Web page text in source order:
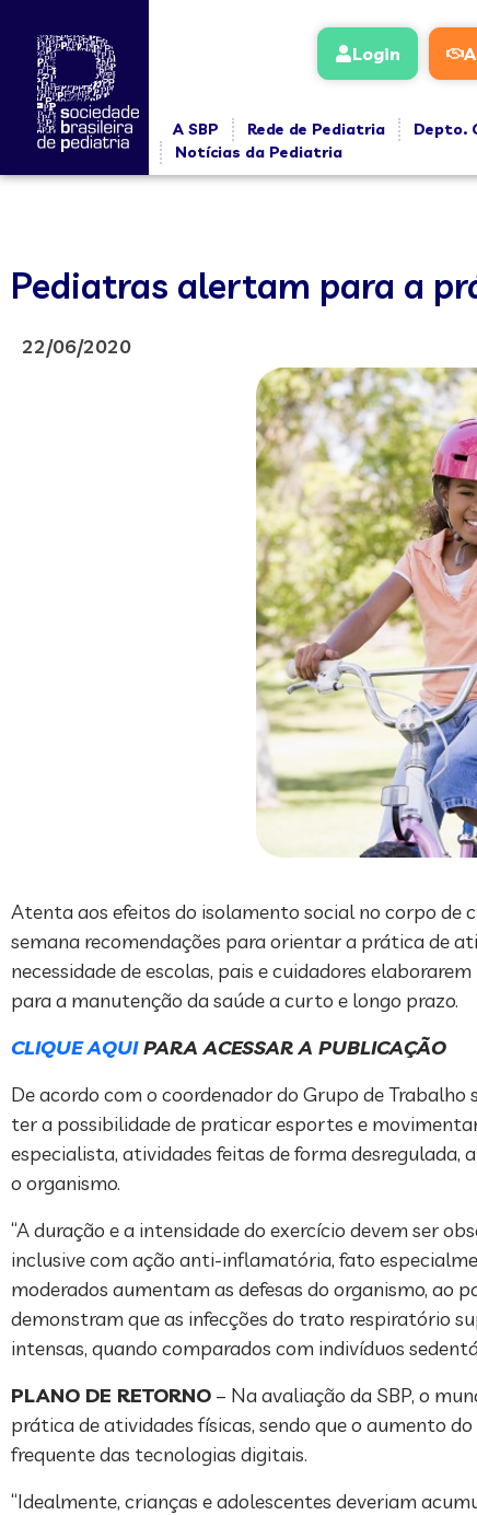
Login
A SBP Rede de Pediatria Depto.
Notícias da Pediatria
Pediatras alertam para a
22/06/2020
Atenta aos efeitos do isolamento social no corpo de
semana recomendações para orientar a prática de
necessidade de escolas, pais e cuidadores
para a manutenção da saúde a curto e longo prazo.
CLIQUE AQUIPARA ACESSAR A PUBLICAÇÃO
De acordo com o coordenador do Grupo de Trabalho
ter a possibilidade de praticar esportes e
especialista, atividades feitas de forma desregulada,
o organismo.
“A duração e a intensidade do exercício devem ser
inclusive com ação anti-inflamatória, fato
moderados aumentam as defesas do organismo, ao
demonstram que as infecções do trato respiratório
intensas, quando comparados com indivíduos
PLANO DE RETORNO – Na avaliação da SBP, o
prática de atividades físicas, sendo que o aumento
frequente das tecnologias digitais.
“Idealmente, crianças e adolescentes deveriam